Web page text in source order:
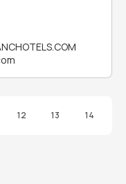
12 13 14